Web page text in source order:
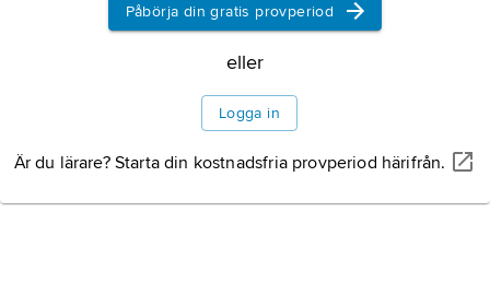
Påbörja din gratis provperiod
eller
Logga in
Är du lärare? Starta din kostnadsfria provperiod härifrån.